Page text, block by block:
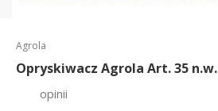
Agrola
Opryskiwacz Agrola Art. 35 n.w.
opinii